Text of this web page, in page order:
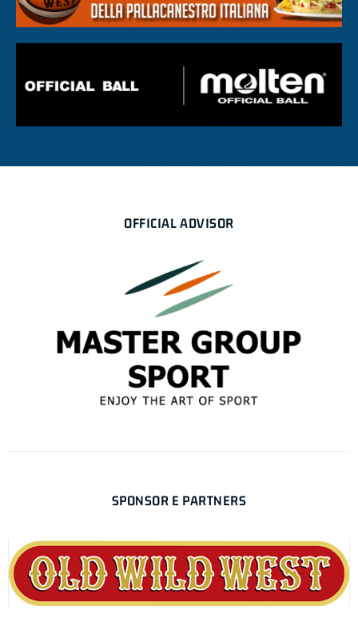
OFFICIAL ADVISOR
SPONSOR E PARTNERS